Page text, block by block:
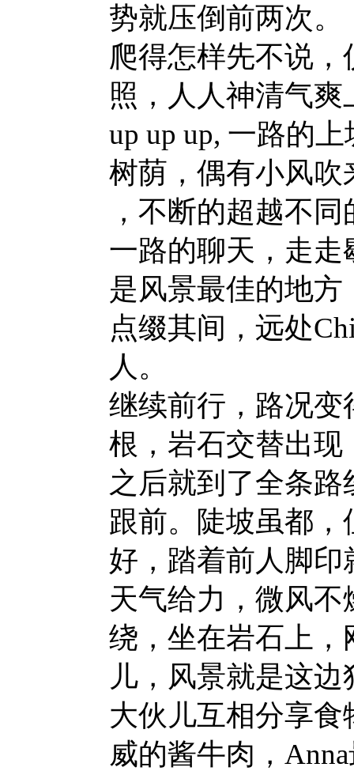
势就压倒前两次。
爬得怎样先不说
照，人人神清气爽
up up up, 一路的
树荫，偶有小风
，不断的超越不
一路的聊天，走
是风景最佳的地
点缀其间，远处
人。
继续前行，路况
根，岩石交替出现
之后就到了全条
跟前。陡坡虽都
好，踏着前人脚
天气给力，微风
绕，坐在岩石上，
儿，风景就是这边
大伙儿互相分享
威的酱牛肉，